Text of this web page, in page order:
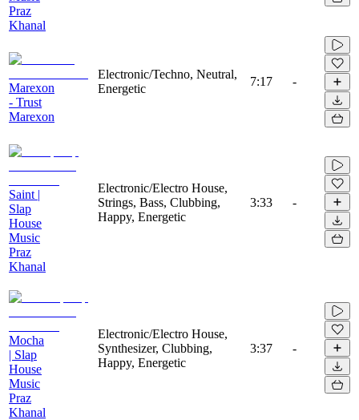
Praz
Khanal
Marexon
- Trust
Marexon
Electronic/Techno, Neutral,
Energetic
7:17 -
Saint |
Slap
House
Music
Praz
Khanal
Electronic/Electro House,
Strings, Bass, Clubbing,
Happy, Energetic
3:33 -
Mocha
| Slap
House
Music
Praz
Khanal
Electronic/Electro House,
Synthesizer, Clubbing,
Happy, Energetic
3:37 -